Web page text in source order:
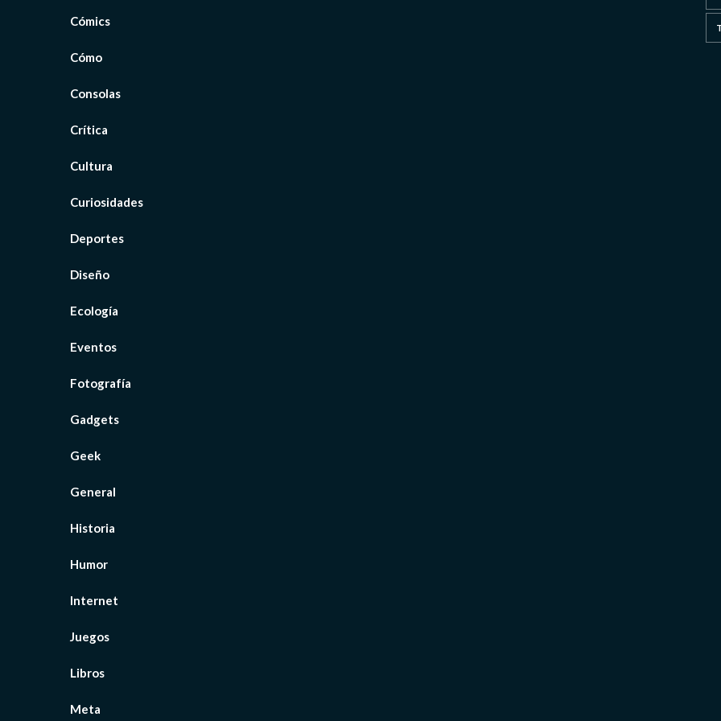
Cómics
Cómo
Consolas
Crítica
Cultura
Curiosidades
Deportes
Diseño
Ecología
Eventos
Fotografía
Gadgets
Geek
General
Historia
Humor
Internet
Juegos
Libros
Meta